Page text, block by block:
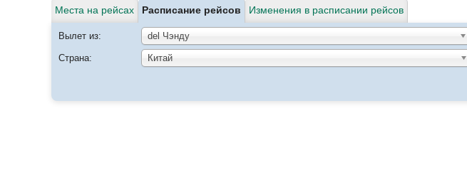
Места на рейсах Расписание рейсов Изменения в расписании рейсов
Вылет из: del Чэнду
Страна: Китай